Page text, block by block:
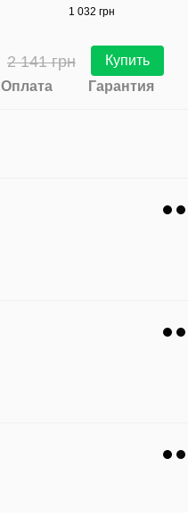
1 032 грн
2 141 грн
Купить
Оплата Гарантия